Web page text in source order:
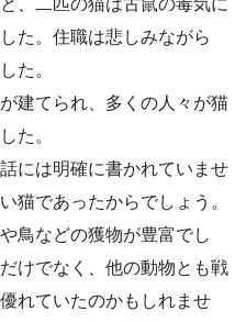
た。住職は悲しみながら
た。
建てられ、多くの人々が猫
た。
には明確に書かれていませ
猫であったからでしょう。
鳥などの獲物が豊富でし
けでなく、他の動物とも戦
れていたのかもしれませ